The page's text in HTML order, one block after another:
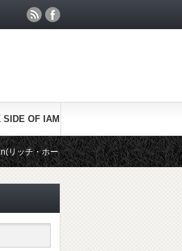
SIDE OF IAM
ー・クアン) Be Real / Kid Ink(